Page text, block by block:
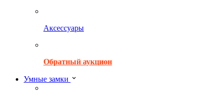
Аксессуары
Обратный аукцион
Умные замки